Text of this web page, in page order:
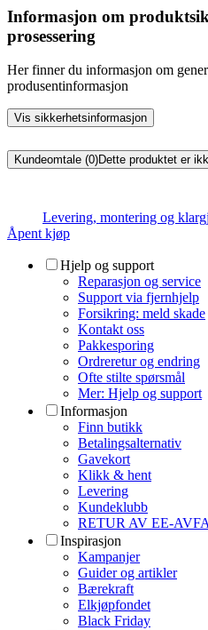
Informasjon om
prosessering
Her finner du informasjon om
produsentinformasjon
Vis sikkerhetsinformasjon
Kundeomtale (0)Dette produktet er
Levering, montering og
Åpent kjøp
Hjelp og support
Reparasjon og service
Support via fjernhjelp
Forsikring: meld skade
Kontakt oss
Pakkesporing
Ordreretur og endring
Ofte stilte spørsmål
Mer: Hjelp og support
Informasjon
Finn butikk
Betalingsalternativ
Gavekort
Klikk & hent
Levering
Kundeklubb
RETUR AV EE-
Inspirasjon
Kampanjer
Guider og artikler
Bærekraft
Elkjøpfondet
Black Friday